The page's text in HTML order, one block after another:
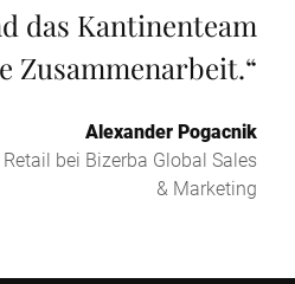
das Kantinenteam
Zusammenarbeit.“
Alexander Pogacnik
bei Bizerba Global Sales
& Marketing